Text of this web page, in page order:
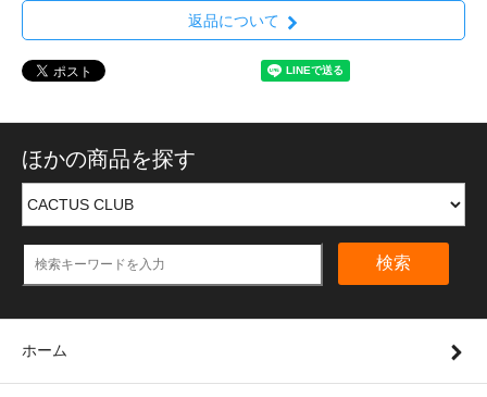
返品について
ほかの商品を探す
検索
ホーム